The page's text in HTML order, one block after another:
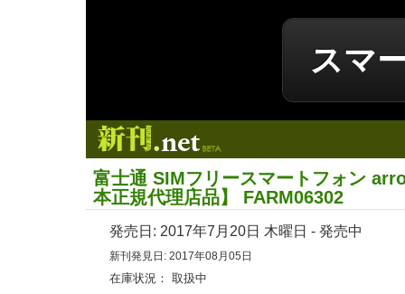
スマ
富士通 SIMフリースマートフォン
本正規代理店品】 FARM06302
発売日: 2017年7月20日 木曜日 - 発売中
新刊発見日: 2017年08月05日
在庫状況： 取扱中